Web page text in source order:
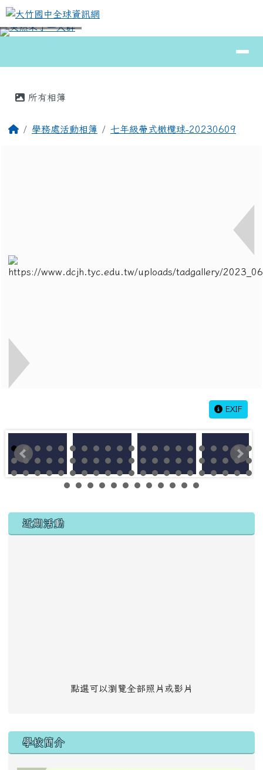
跳至主內容區
大竹國中全球資訊網
⏸
所有相簿
回首頁學務處活動相簿 七年級帶式橄欖球-20230609
EXIF
左邊區域內容
近期活動
點選可以瀏覽全部照片或影片
學校簡介